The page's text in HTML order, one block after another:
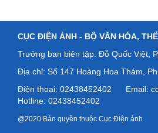
CỤC ĐIỆN ẢNH - BỘ VĂN HÓA,
Trưởng ban biên tập: Đỗ Quốc Việt,
Địa chỉ: Số 147 Hoàng Hoa Thám,
Điện thoại: 02438452402 Email:
Hotline: 02438452402
@2020 Bản quyền thuộc Cục Điện ảnh